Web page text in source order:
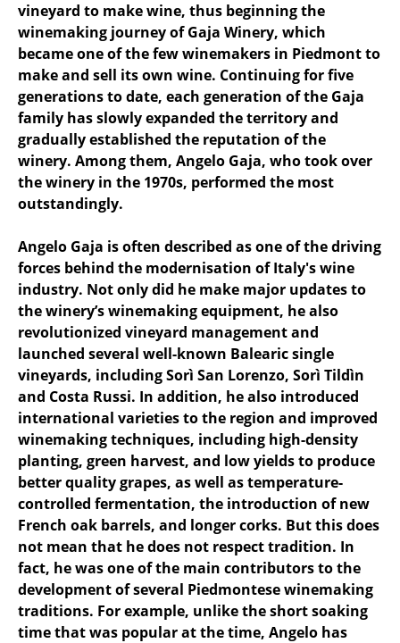
vineyard to make wine, thus beginning the
winemaking journey of Gaja Winery, which
became one of the few winemakers in Piedmont to
make and sell its own wine. Continuing for five
generations to date, each generation of the Gaja
family has slowly expanded the territory and
gradually established the reputation of the
winery. Among them, Angelo Gaja, who took over
the winery in the 1970s, performed the most
outstandingly.
Angelo Gaja is often described as one of the driving
forces behind the modernisation of Italy's wine
industry. Not only did he make major updates to
the winery’s winemaking equipment, he also
revolutionized vineyard management and
launched several well-known Balearic single
vineyards, including Sorì San Lorenzo, Sorì Tildìn
and Costa Russi. In addition, he also introduced
international varieties to the region and improved
winemaking techniques, including high-density
planting, green harvest, and low yields to produce
better quality grapes, as well as temperature-
controlled fermentation, the introduction of new
French oak barrels, and longer corks. But this does
not mean that he does not respect tradition. In
fact, he was one of the main contributors to the
development of several Piedmontese winemaking
traditions. For example, unlike the short soaking
time that was popular at the time, Angelo has